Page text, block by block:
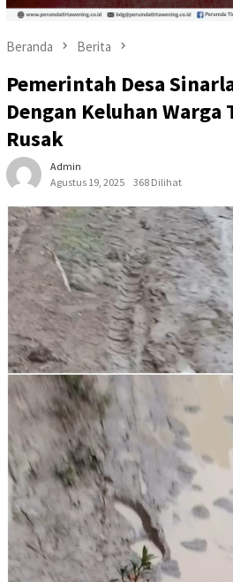
Beranda Berita
Pemerintah Desa
Dengan Keluhan
Rusak
Admin
Agustus 19, 2025
368 Dilihat